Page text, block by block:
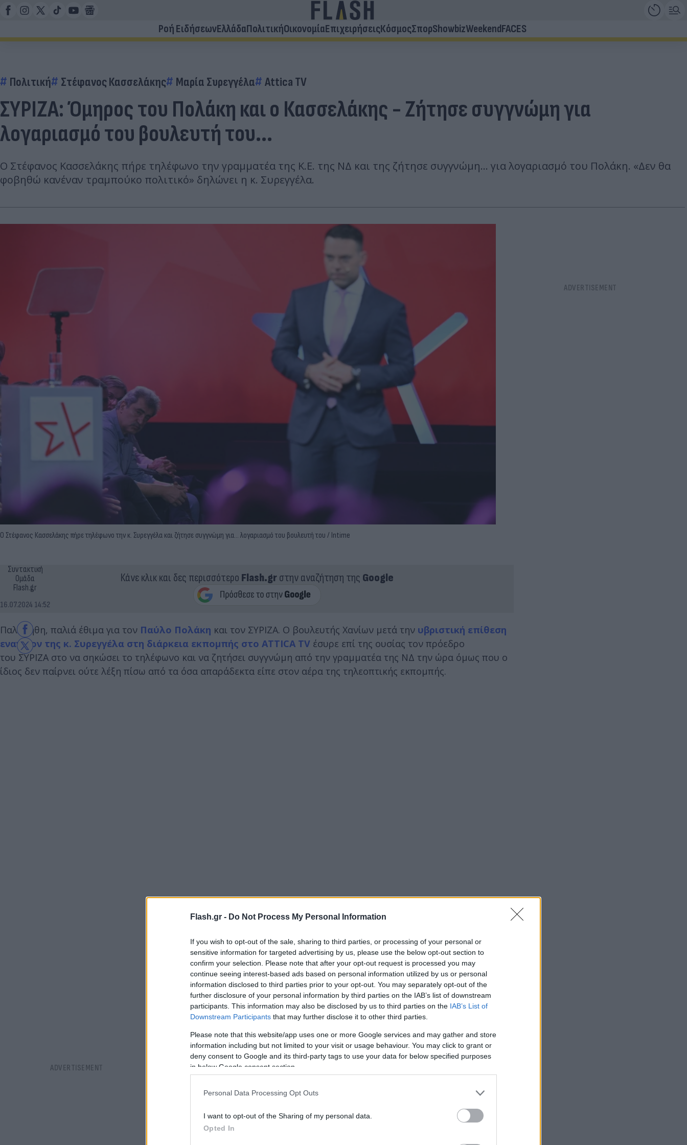
Flash.gr - Do Not Process My Personal Information
If you wish to opt-out of the sale, sharing to third parties, or processing of your personal or
sensitive information for targeted advertising by us, please use the below opt-out section to
confirm your selection. Please note that after your opt-out request is processed you may
continue seeing interest-based ads based on personal information utilized by us or personal
information disclosed to third parties prior to your opt-out. You may separately opt-out of the
further disclosure of your personal information by third parties on the IAB’s list of downstream
participants. This information may also be disclosed by us to third parties on the IAB’s List of
Downstream Participants that may further disclose it to other third parties.
Please note that this website/app uses one or more Google services and may gather and store
information including but not limited to your visit or usage behaviour. You may click to grant or
deny consent to Google and its third-party tags to use your data for below specified purposes
in below Google consent section.
Personal Data Processing Opt Outs
I want to opt-out of the Sharing of my personal data.
Opted In
Ροή ΕιδήσεωνΕλλάδαΠολιτικήΟικονομίαΕπιχειρήσειςΚόσμοςΣπορShowbizWeekendFACES
Πολιτική Στέφανος Κασσελάκης Μαρία Συρεγγέλα Attica TV
ΣΥΡΙΖΑ: Όμηρος του Πολάκη και ο Κασσελάκης - Ζήτησε συγγνώμη για
λογαριασμό του βουλευτή του...
Ο Στέφανος Κασσελάκης πήρε τηλέφωνο την γραμματέα της Κ.Ε. της ΝΔ και της ζήτησε συγγνώμη... για λογαριασμό του Πολάκη. «Δεν θα
φοβηθώ κανέναν τραμπούκο πολιτικό» δηλώνει η κ. Συρεγγέλα.
Ο Στέφανος Κασσελάκης πήρε τηλέφωνο την κ. Συρεγγέλα και ζήτησε συγγνώμη για... λογαριασμό του βουλευτή του / Intime
Συντακτική
Ομάδα
Flash.gr
16.07.2024 14:52
Κάνε κλικ και δες περισσότερο Flash.grστην αναζήτηση της Google
Παλιά ήθη, παλιά έθιμα για τον Παύλο Πολάκη και τον ΣΥΡΙΖΑ. Ο βουλευτής Χανίων μετά την υβριστική επίθεση
εναντίον της κ. Συρεγγέλα στη διάρκεια εκπομπής στο ATTICA TV έσυρε επί της ουσίας τον πρόεδρο
του ΣΥΡΙΖΑ στο να σηκώσει το τηλέφωνο και να ζητήσει συγγνώμη από την γραμματέα της ΝΔ την ώρα όμως που ο
ίδιος δεν παίρνει ούτε λέξη πίσω από τα όσα απαράδεκτα είπε στον αέρα της τηλεοπτικής εκπομπής.